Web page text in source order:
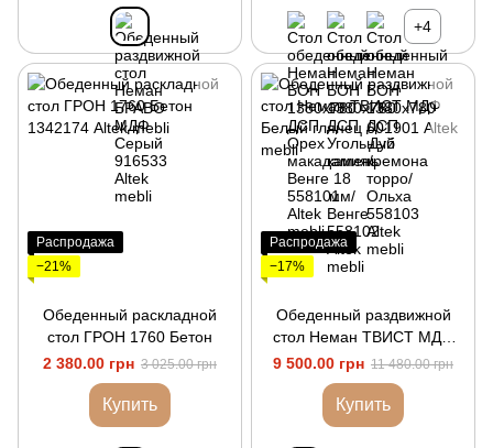
+4
Распродажа
−21%
Обеденный раскладной
стол ГРОН 1760 Бетон
2 380.00 грн 3 025.00 грн
Купить
Распродажа
−17%
Обеденный раздвижной
стол Неман ТВИСТ МДФ
Белый глянец
9 500.00 грн 11 480.00 грн
Купить